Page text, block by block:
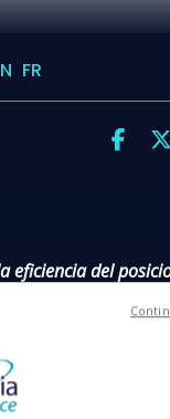
FR
eficiencia del
de 2021
entre Thales (67